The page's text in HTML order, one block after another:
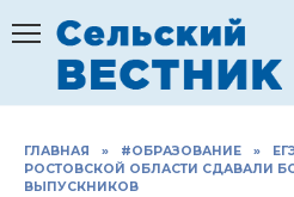
содержанию
ГЛАВНАЯ » #ОБРАЗОВАНИЕ »
РОСТОВСКОЙ ОБЛАСТИ СДАВАЛИ
ВЫПУСКНИКОВ